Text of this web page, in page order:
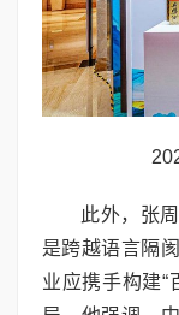
此外，张
是跨越语言隔
业应携手构建“